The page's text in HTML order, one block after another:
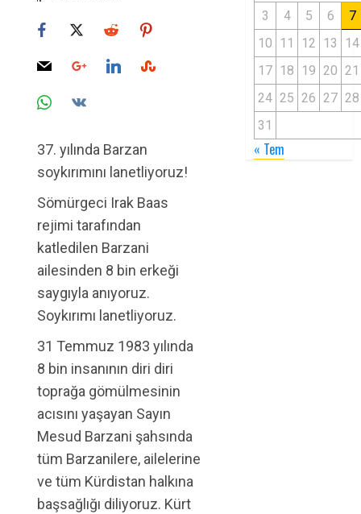
37. yılında Barzan
soykırımını lanetliyoruz!
Sömürgeci Irak Baas
rejimi tarafından
katledilen Barzani
ailesinden 8 bin erkeği
saygıyla anıyoruz.
Soykırımı lanetliyoruz.
31 Temmuz 1983 yılında
8 bin insanının diri diri
toprağa gömülmesinin
acısını yaşayan Sayın
Mesud Barzani şahsında
tüm Barzanilere, ailelerine
ve tüm Kürdistan halkına
başsağlığı diliyoruz. Kürt
3 4 5 6
7
10 11 12 13
14
17 18 19 20 21
24 25 26 27 28
31
« Tem